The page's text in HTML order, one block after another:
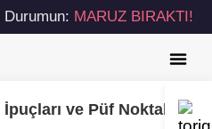
Durumun: MARUZ BIRAKTI!
İpuçları ve Püf Noktaları